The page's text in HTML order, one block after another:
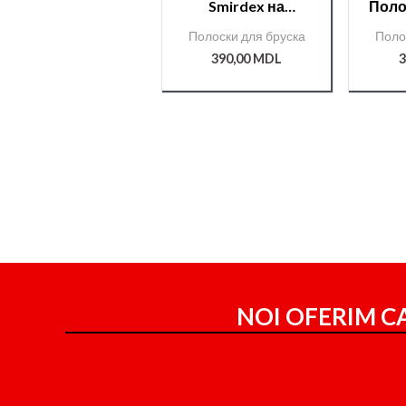
Smirdex на
№240
CERAMIC(740)
Полоски для бруска
390,00MDL
NOI OFERIM